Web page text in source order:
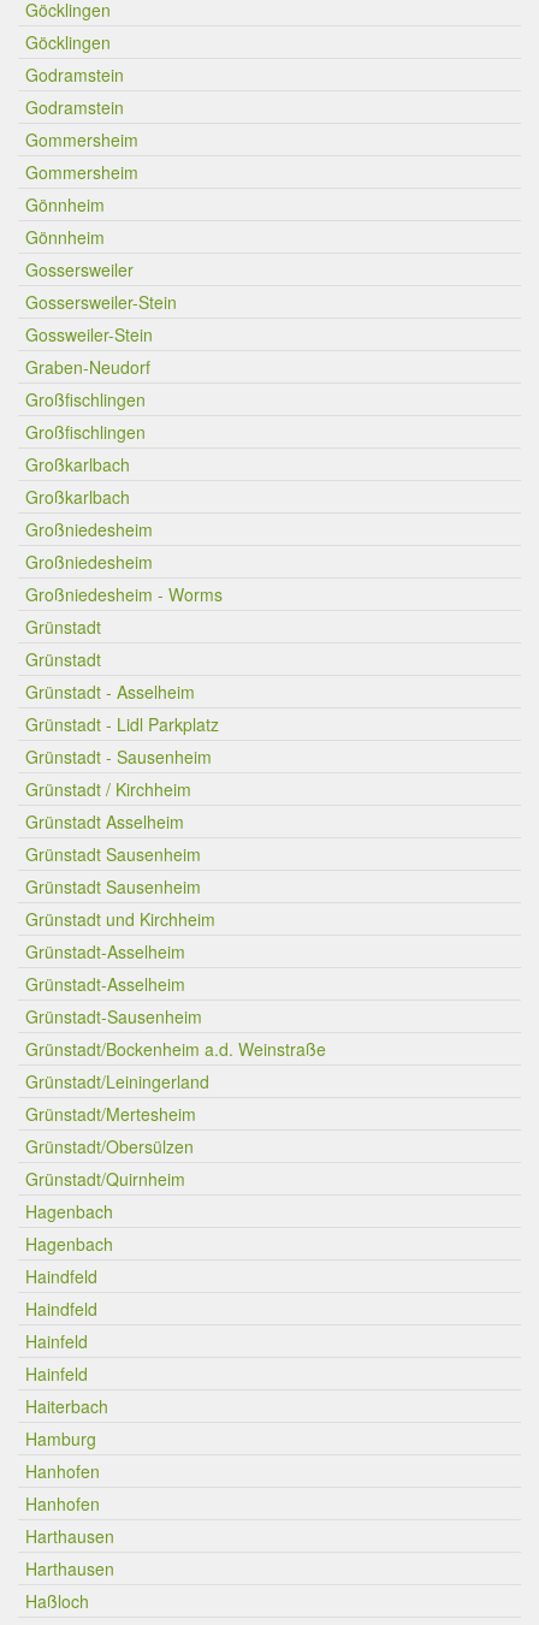
Göcklingen
Göcklingen
Godramstein
Godramstein
Gommersheim
Gommersheim
Gönnheim
Gönnheim
Gossersweiler
Gossersweiler-Stein
Gossweiler-Stein
Graben-Neudorf
Großfischlingen
Großfischlingen
Großkarlbach
Großkarlbach
Großniedesheim
Großniedesheim
Großniedesheim - Worms
Grünstadt
Grünstadt
Grünstadt - Asselheim
Grünstadt - Lidl Parkplatz
Grünstadt - Sausenheim
Grünstadt / Kirchheim
Grünstadt Asselheim
Grünstadt Sausenheim
Grünstadt Sausenheim
Grünstadt und Kirchheim
Grünstadt-Asselheim
Grünstadt-Asselheim
Grünstadt-Sausenheim
Grünstadt/Bockenheim a.d. Weinstraße
Grünstadt/Leiningerland
Grünstadt/Mertesheim
Grünstadt/Obersülzen
Grünstadt/Quirnheim
Hagenbach
Hagenbach
Haindfeld
Haindfeld
Hainfeld
Hainfeld
Haiterbach
Hamburg
Hanhofen
Hanhofen
Harthausen
Harthausen
Haßloch